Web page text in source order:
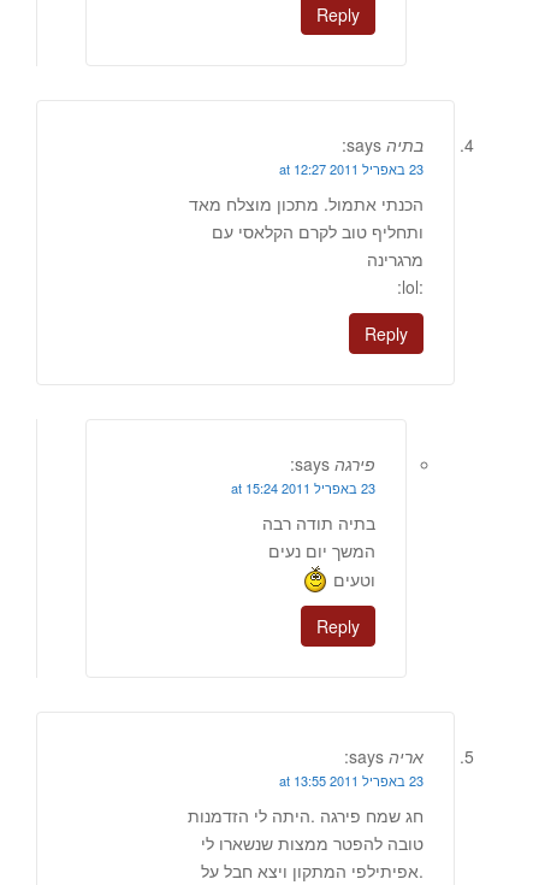
Reply
בתיה says:
23 באפריל 2011 at 12:27
הכנתי אתמול. מתכון מוצלח מאד
ותחליף טוב לקרם הקלאסי עם
מרגרינה
:lol:
Reply
פירגה says:
23 באפריל 2011 at 15:24
בתיה תודה רבה
המשך יום נעים
וטעים
Reply
אריה says:
23 באפריל 2011 at 13:55
חג שמח פירגה .היתה לי הזדמנות
טובה להפטר ממצות שנשארו לי
.אפיתילפי המתקון ויצא חבל על